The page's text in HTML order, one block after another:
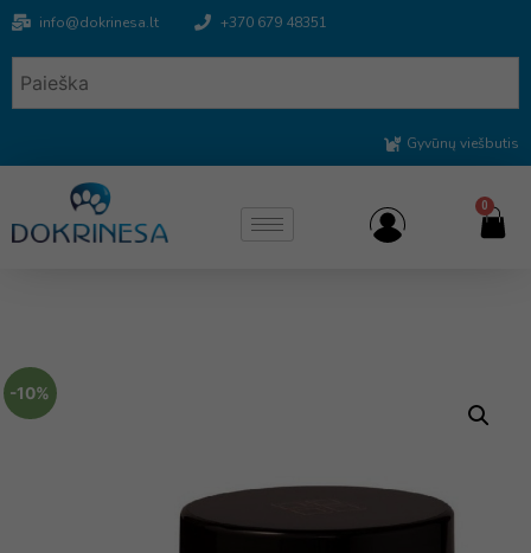
info@dokrinesa.lt +370 679 48351
Gyvūnų viešbutis
0
-10%